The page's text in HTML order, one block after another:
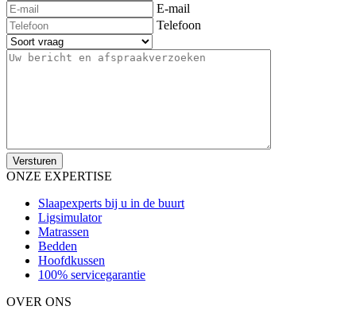
E-mail
Telefoon
ONZE EXPERTISE
Slaapexperts bij u in de buurt
Ligsimulator
Matrassen
Bedden
Hoofdkussen
100% servicegarantie
OVER ONS